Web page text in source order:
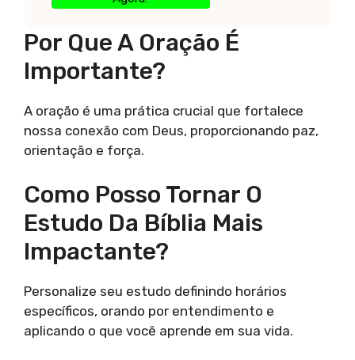
Por Que A Oração É
Importante?
A oração é uma prática crucial que fortalece
nossa conexão com Deus, proporcionando paz,
orientação e força.
Como Posso Tornar O
Estudo Da Bíblia Mais
Impactante?
Personalize seu estudo definindo horários
específicos, orando por entendimento e
aplicando o que você aprende em sua vida.